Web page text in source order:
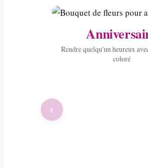
Rendre quelqu'un heureux
coloré
‹